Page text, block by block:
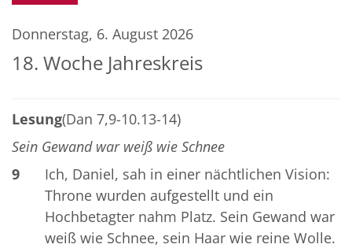
Donnerstag, 6. August 2026
18. Woche Jahreskreis
Lesung(Dan 7,9-10.13-14)
Sein Gewand war weiß wie Schnee
9
Ich, Daniel, sah in einer nächtlichen Vision:
Throne wurden aufgestellt und ein
Hochbetagter nahm Platz. Sein Gewand war
weiß wie Schnee, sein Haar wie reine Wolle.